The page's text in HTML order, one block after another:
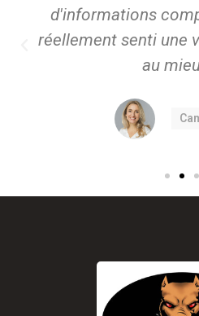
d'informations
réellement senti une
au